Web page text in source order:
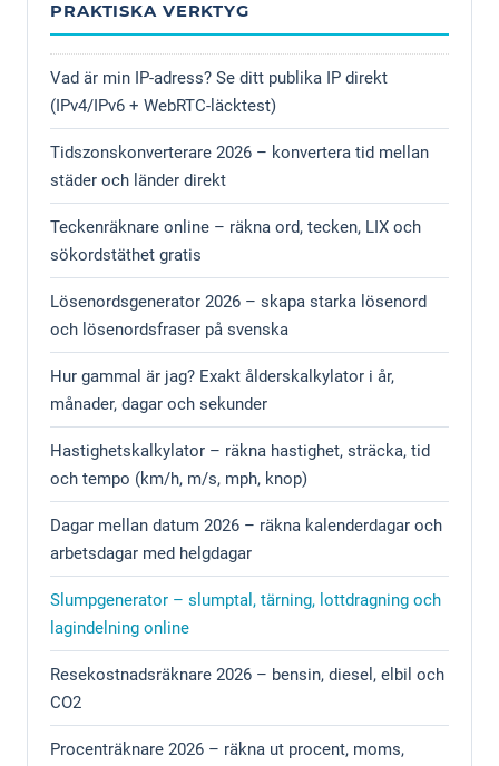
PRAKTISKA VERKTYG
Vad är min IP-adress? Se ditt publika IP direkt
(IPv4/IPv6 + WebRTC-läcktest)
Tidszonskonverterare 2026 – konvertera tid mellan
städer och länder direkt
Teckenräknare online – räkna ord, tecken, LIX och
sökordstäthet gratis
Lösenordsgenerator 2026 – skapa starka lösenord
och lösenordsfraser på svenska
Hur gammal är jag? Exakt ålderskalkylator i år,
månader, dagar och sekunder
Hastighetskalkylator – räkna hastighet, sträcka, tid
och tempo (km/h, m/s, mph, knop)
Dagar mellan datum 2026 – räkna kalenderdagar och
arbetsdagar med helgdagar
Slumpgenerator – slumptal, tärning, lottdragning och
lagindelning online
Resekostnadsräknare 2026 – bensin, diesel, elbil och
CO2
Procenträknare 2026 – räkna ut procent, moms,